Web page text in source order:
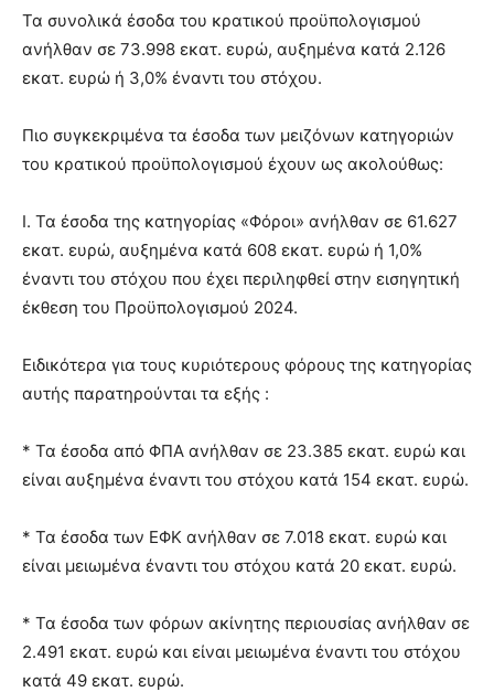
Τα συνολικά έσοδα του κρατικού προϋπολογισμού
ανήλθαν σε 73.998 εκατ. ευρώ, αυξημένα κατά 2.126
εκατ. ευρώ ή 3,0% έναντι του στόχου.
Πιο συγκεκριμένα τα έσοδα των μειζόνων κατηγοριών
του κρατικού προϋπολογισμού έχουν ως ακολούθως:
I. Τα έσοδα της κατηγορίας «Φόροι» ανήλθαν σε 61.627
εκατ. ευρώ, αυξημένα κατά 608 εκατ. ευρώ ή 1,0%
έναντι του στόχου που έχει περιληφθεί στην εισηγητική
έκθεση του Προϋπολογισμού 2024.
Ειδικότερα για τους κυριότερους φόρους της κατηγορίας
αυτής παρατηρούνται τα εξής :
* Τα έσοδα από ΦΠΑ ανήλθαν σε 23.385 εκατ. ευρώ και
είναι αυξημένα έναντι του στόχου κατά 154 εκατ. ευρώ.
* Τα έσοδα των ΕΦΚ ανήλθαν σε 7.018 εκατ. ευρώ και
είναι μειωμένα έναντι του στόχου κατά 20 εκατ. ευρώ.
* Τα έσοδα των φόρων ακίνητης περιουσίας ανήλθαν σε
2.491 εκατ. ευρώ και είναι μειωμένα έναντι του στόχου
κατά 49 εκατ. ευρώ.